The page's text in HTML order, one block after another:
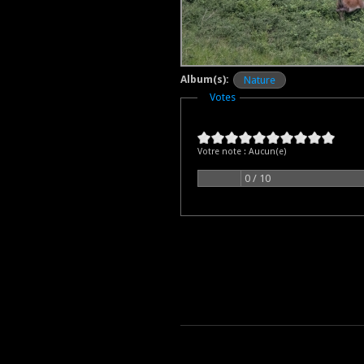
Album(s):
Nature
Masquer
Votes
Votre note : Aucun(e)
0 / 10